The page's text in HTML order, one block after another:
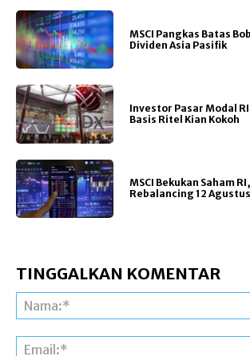
MSCI Pangkas Batas
Dividen Asia Pasifik
Investor Pasar Modal
Basis Ritel Kian Kokoh
MSCI Bekukan Saham
Rebalancing 12 Agustus
TINGGALKAN KOMENTAR